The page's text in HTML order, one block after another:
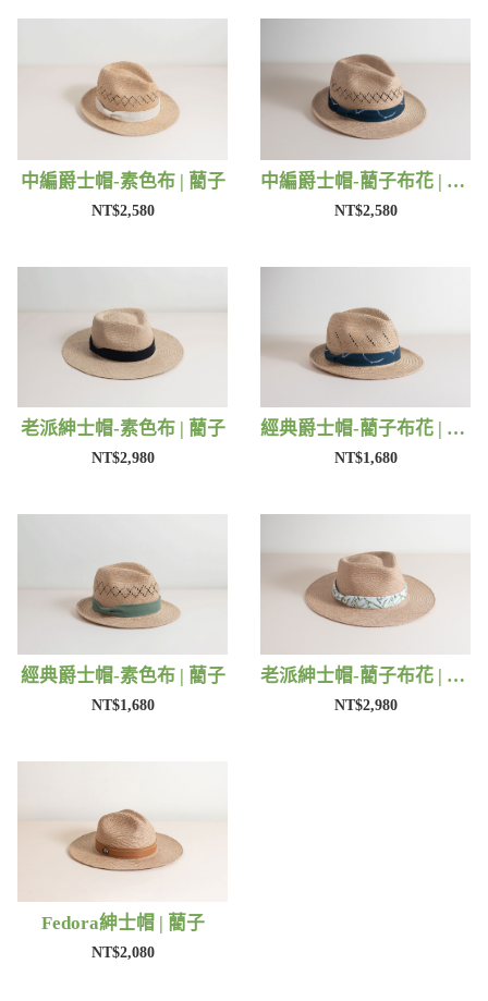
中編爵士帽-素色布 | 藺子
NT$2,580
中編爵士帽-藺子布花 | 藺子
NT$2,580
老派紳士帽-素色布 | 藺子
NT$2,980
經典爵士帽-藺子布花 | 藺子
NT$1,680
經典爵士帽-素色布 | 藺子
NT$1,680
老派紳士帽-藺子布花 | 藺子
NT$2,980
Fedora紳士帽 | 藺子
NT$2,080